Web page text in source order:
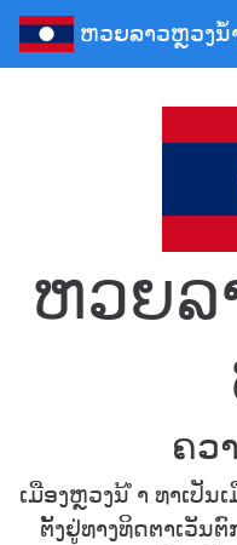
ຫວຍລາວຫຼວງນໍ້
ຫວຍລ
ຄວ
ເມືອງຫຼວງນ້ ຳ ທາເປັນ
ຕັ້ງຢູ່ທາງທິດຕາເວັນ